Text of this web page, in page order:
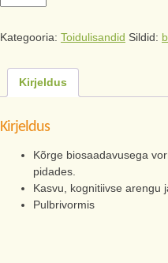
Kategooria: Toidulisandid Sildid:
Kirjeldus
Kirjeldus
Kõrge biosaadavusega
pidades.
Kasvu, kognitiivse arengu
Pulbrivormis